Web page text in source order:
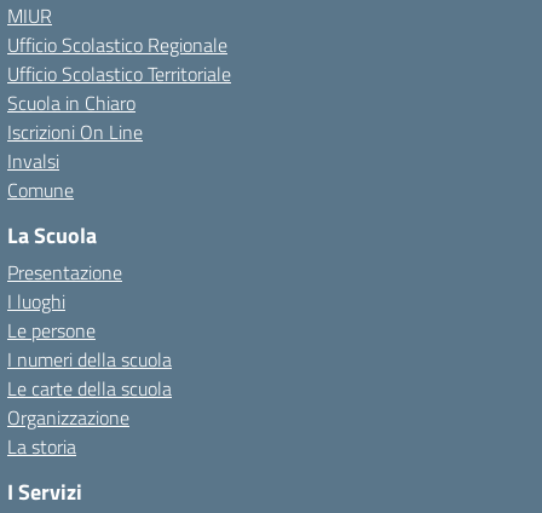
MIUR
Ufficio Scolastico Regionale
Ufficio Scolastico Territoriale
Scuola in Chiaro
Iscrizioni On Line
Invalsi
Comune
La Scuola
Presentazione
I luoghi
Le persone
I numeri della scuola
Le carte della scuola
Organizzazione
La storia
I Servizi